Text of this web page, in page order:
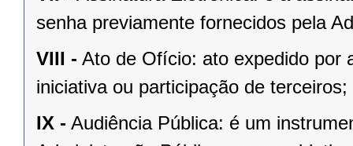
senha previamente fornecidos pela
VIII - Ato de Ofício: ato expedido por
iniciativa ou participação de terceiros;
IX - Audiência Pública: é um